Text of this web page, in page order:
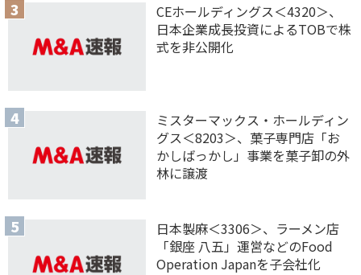
CEホールディングス＜4320＞、
日本企業成長投資によるTOBで株
式を非公開化
ミスターマックス・ホールディン
グス＜8203＞、菓子専門店「お
かしばっかし」事業を菓子卸の外
林に譲渡
日本製麻＜3306＞、ラーメン店
「銀座 八五」運営などのFood
Operation Japanを子会社化